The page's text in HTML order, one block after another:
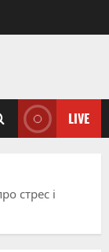
LIVE
стрес і